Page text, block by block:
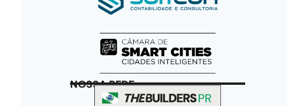
NOSSA REDE